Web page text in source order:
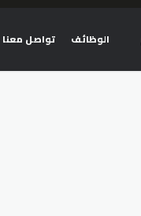
الوظائف تواصل معنا